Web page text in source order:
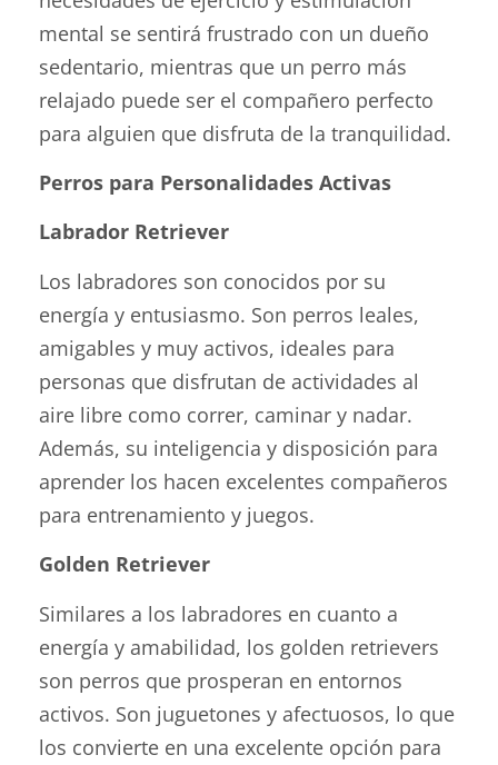
mental se sentirá frustrado con un dueño
sedentario, mientras que un perro más
relajado puede ser el compañero perfecto
para alguien que disfruta de la tranquilidad.
Perros para Personalidades Activas
Labrador Retriever
Los labradores son conocidos por su
energía y entusiasmo. Son perros leales,
amigables y muy activos, ideales para
personas que disfrutan de actividades al
aire libre como correr, caminar y nadar.
Además, su inteligencia y disposición para
aprender los hacen excelentes compañeros
para entrenamiento y juegos.
Golden Retriever
Similares a los labradores en cuanto a
energía y amabilidad, los golden retrievers
son perros que prosperan en entornos
activos. Son juguetones y afectuosos, lo que
los convierte en una excelente opción para